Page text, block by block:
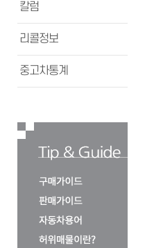
칼럼
리콜정보
중고차통계